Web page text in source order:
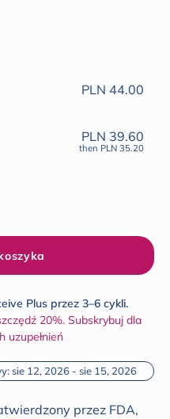
PLN 44.00
PLN 39.60
then PLN 35.20
Plus przez 3–6 cykli.
20%. Subskrybuj dla
uzupełnień
sie 12, 2026 - sie 15, 2026
przez FDA,